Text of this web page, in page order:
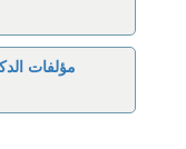
مؤلفات